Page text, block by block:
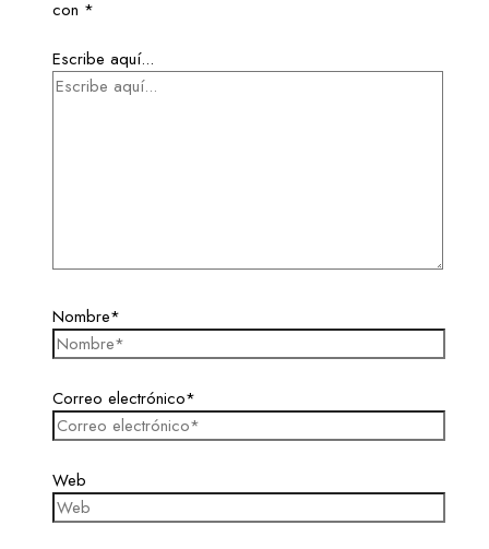
con *
Escribe aquí...
Nombre*
Correo electrónico*
Web